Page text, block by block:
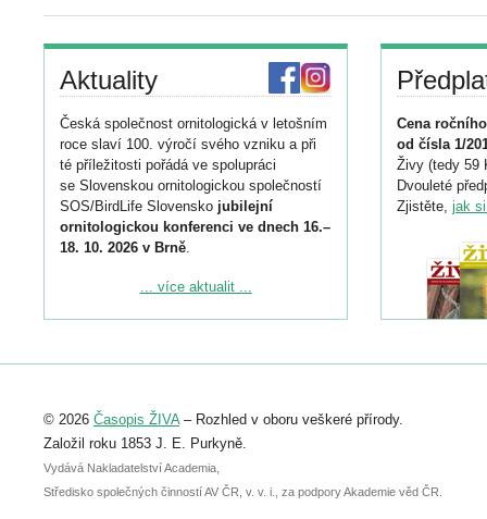
Aktuality
Česká společnost ornitologická v letošním
roce slaví 100. výročí svého vzniku a při
té příležitosti pořádá ve spolupráci
se Slovenskou ornitologickou společností
SOS/BirdLife Slovensko jubilejní
ornitologickou konferenci ve dnech 16.–
18. 10. 2026 v Brně.
Podrobnější informace ke konferenci
Registrovat se můžete do 6. září.
abstraktu přihlášené přednášky nebo
posteru je už 30. června.
... více aktualit ...
Cena
od čísla 1/
Živy (tedy 59
Dvouleté
Zjistěte, jak
© 2026 Časopis ŽIVA– Rozhled v oboru veškeré přírody.
Založil roku 1853 J. E. Purkyně.
Vydává Nakladatelství Academia,
Středisko společných činností AV ČR, v. v. i., za podpory Akademie věd ČR.